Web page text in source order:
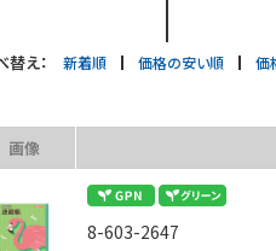
替え： 新着順 価格の安い順 価
画像
8-603-2647